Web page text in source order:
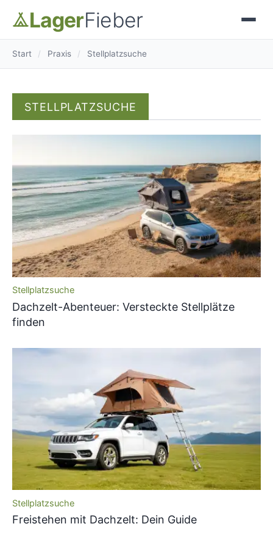
LagerFieber
Start / Praxis / Stellplatzsuche
STELLPLATZSUCHE
Stellplatzsuche
Dachzelt-Abenteuer: Versteckte Stellplätze
finden
Stellplatzsuche
Freistehen mit Dachzelt: Dein Guide